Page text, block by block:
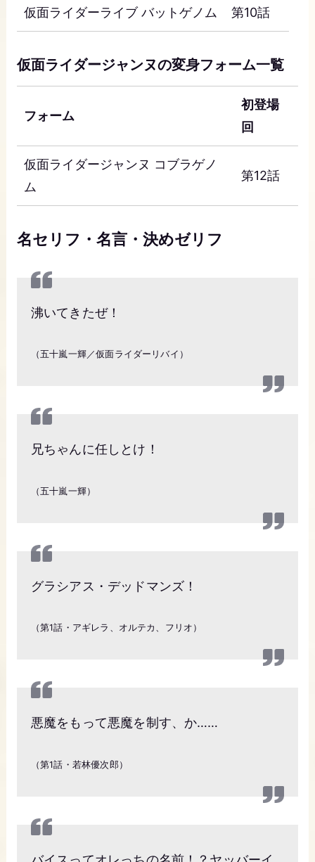
仮面ライダーライブ バットゲノム 第10話
仮面ライダージャンヌの変身フォーム一覧
フォーム
初登場
回
仮面ライダージャンヌ コブラゲノ
ム
第12話
名セリフ・名言・決めゼリフ
沸いてきたぜ！
（五十嵐一輝／仮面ライダーリバイ）
兄ちゃんに任しとけ！
（五十嵐一輝）
グラシアス・デッドマンズ！
（第1話・アギレラ、オルテカ、フリオ）
悪魔をもって悪魔を制す、か……
（第1話・若林優次郎）